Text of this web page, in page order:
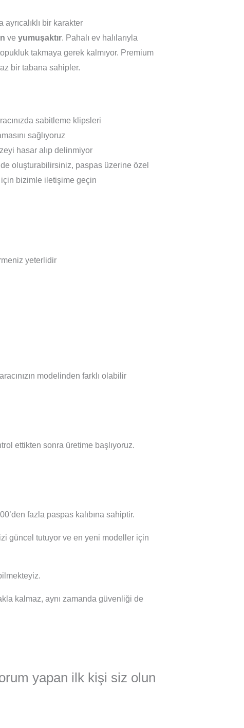
bir karakter
ve yumuşaktır. Pahalı ev halılarıyla
takmaya gerek kalmıyor. Premium
bir tabana sahipler.
sabitleme klipsleri
sağlıyoruz
hasar alıp delinmiyor
oluşturabilirsiniz, paspas üzerine özel
bizimle iletişime geçin
yeterlidir
modelinden farklı olabilir
ettikten sonra üretime başlıyoruz.
fazla paspas kalıbına sahiptir.
güncel tutuyor ve en yeni modeller için
kalmaz, aynı zamanda güvenliği de
yapan ilk kişi siz olun